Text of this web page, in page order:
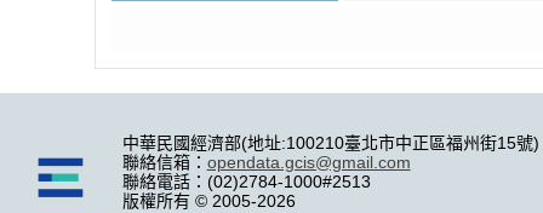
中華民國經濟部(地址:100210臺北市中正區福州街15號)
聯絡信箱： opendata.gcis@gmail.com
聯絡電話：(02)2784-1000#2513
版權所有 © 2005-2026